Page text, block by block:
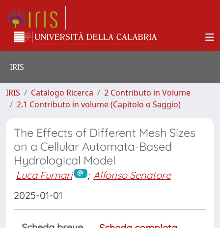
IRIS
IRIS Catalogo Ricerca
2 Contributo in Volume
2.1 Contributo in volume (Capitolo o Saggio)
The Effects of Different Mesh Sizes
on a Cellular Automata-Based
Hydrological Model
Luca Furnari ; Alfonso Senatore
2025-01-01